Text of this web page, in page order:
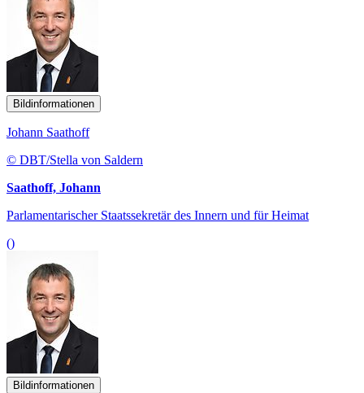
Bildinformationen
Johann Saathoff
© DBT/Stella von Saldern
Saathoff, Johann
Parlamentarischer Staatssekretär des Innern und für Heimat
()
Bildinformationen